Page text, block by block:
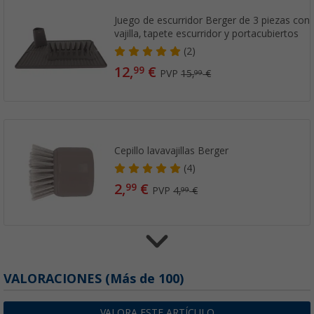
Juego de escurridor Berger de 3 piezas
vajilla, tapete escurridor y portacubiertos
(2)
12,99 € PVP15,99€
Cepillo lavavajillas Berger
(4)
2,99 € PVP4,99€
Cepillo lavavajillas Berger con cabezal de
99
VALORACIONES (Más de 100)